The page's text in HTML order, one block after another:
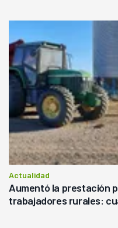
Actualidad
Aumentó la prestación
trabajadores rurales: